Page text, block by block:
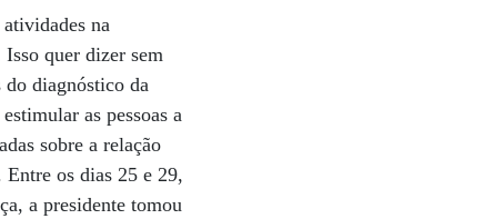
na
quer dizer sem
do diagnóstico da
as pessoas a
sobre a relação
os dias 25 e 29,
a presidente tomou